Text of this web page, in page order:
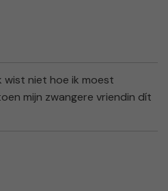
wist niet hoe ik moest
mijn zwangere vriendin dít